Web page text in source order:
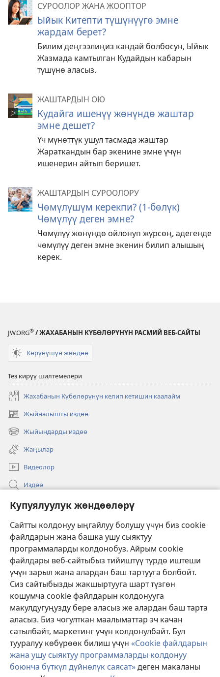
Купуялуулук жөндөөлөрү
Сайтты колдонуу ыңгайлуу болушу үчүн биз cookie
файлдарын жана башка ушу сыяктуу
программаларды колдонобуз. Айрым cookie
файлдары веб-сайтыбыз тийиштүү түрдө иштеши
үчүн зарыл жана алардан баш тартууга болбойт.
Сиз сайтыбызды жакшыртууга шарт түзгөн
кошумча cookie файлдарын колдонууга
макулдугуңузду бере аласыз же алардан баш тарта
аласыз. Биз чогулткан маалыматтар эч качан
сатылбайт, маркетинг үчүн колдонулбайт. Бул
тууралуу көбүрөөк билиш үчүн «Cookie файлдарын
жана ушу сыяктуу программаларды колдонуу
боюнча бүткүл дүйнөлүк саясат»деген макаланы
СУРООЛОР ЖАНА ЖООПТОР
Ыйык Китепти түшүнүүгө эмне
жардам берет?
Билим деңгээлиңиз кандай болбосун, Ыйык
Жазмада камтылган Кудайдын кабарын
түшүнө аласыз.
ЖАШТАРДЫН ОЮ
Кудайга ишенүү жөнүндө жаштар
эмне дешет?
Үч мүнөттүк ушул тасмада жаштар
Жараткандын бар экенине эмне үчүн
ишенерин айтып беришет.
ЖАШТАРДЫН СУРООЛОРУ
Чөмүлүшүм керекпи? (1-бөлүк)
Чөмүлүү деген эмне?
Чөмүлүү жөнүндө ойлонуп жүрсөң, адегенде
чөмүлүү деген эмне экенин билип алышың
керек.
JW.ORG® / ЖАХАБАНЫН КҮБӨЛӨРҮНҮН РАСМИЙ ВЕБ-САЙТЫ
Көрүнүшүн жөндөө
Тез кирүү шилтемелери
Жахабанын Күбөлөрүнүн келип кетишин каалайм
Жыйналышты издөө
(жаңы
терезе
ачат)
Жыйындарды издөө
(жаңы
терезе
ачат)
Жаңылар
Видеолор
Издөө
Бийлик өкүлдөрү үчүн маалымат
Тартуулар
(жаңы
терезе
ачат)
ОНЛАЙН КИТЕПКАНА
(жаңы
терезе
ачат) JW Hub
(жаңы
терезе
ачат) JW Library
Watchtower Library